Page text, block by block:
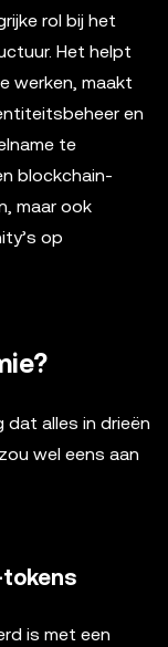
rol bij het
Het helpt
werken, maakt
en
te
blockchain-
maar ook
op
dat alles in drieën
wel eens aan
is met een